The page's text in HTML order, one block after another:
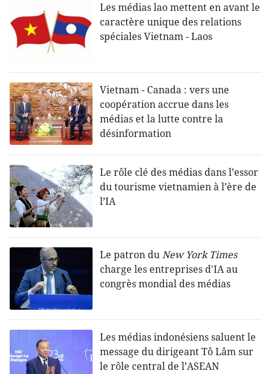
Les médias lao mettent en avant le
caractère unique des relations
spéciales Vietnam - Laos
Vietnam - Canada : vers une
coopération accrue dans les
médias et la lutte contre la
désinformation
Le rôle clé des médias dans l’essor
du tourisme vietnamien à l’ère de
l’IA
Le patron duNew York Times
charge les entreprises d'IA au
congrès mondial des médias
Les médias indonésiens saluent le
message du dirigeant Tô Lâm sur
le rôle central de l’ASEAN